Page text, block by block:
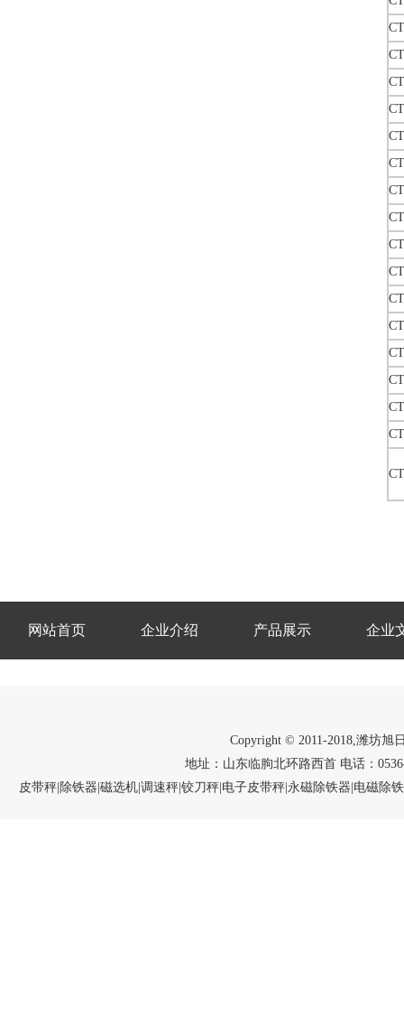
网站首页 企业介绍 产品展示 企业
Copyright © 2011-2018,潍坊旭
地址：山东临朐北环路西首 电话：
皮带秤|除铁器|磁选机|调速秤|铰刀秤|电子皮带秤|永磁除铁器|电磁